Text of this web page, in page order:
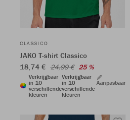
CLASSICO
JAKO T-shirt Classico
18,74 € 24,99 € 25 %
Verkrijgbaar
in 10
verschillende
kleuren
Verkrijgbaar
in 10
verschillende
kleuren
Aanpasbaar